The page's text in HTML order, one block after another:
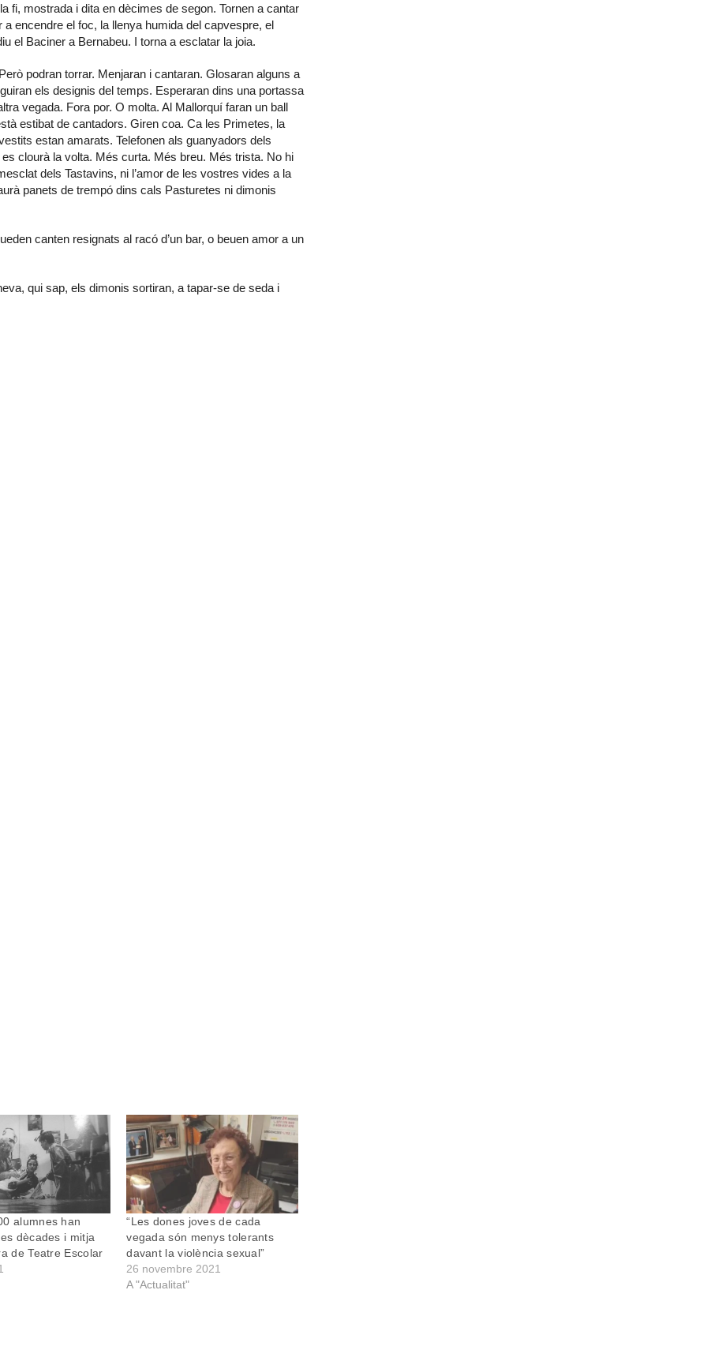
fi, mostrada i dita en dècimes de segon. Tornen a cantar
encendre el foc, la llenya humida del capvespre, el
el Baciner a Bernabeu. I torna a esclatar la joia.
podran torrar. Menjaran i cantaran. Glosaran alguns a
els designis del temps. Esperaran dins una portassa
vegada. Fora por. O molta. Al Mallorquí faran un ball
estibat de cantadors. Giren coa. Ca les Primetes, la
estan amarats. Telefonen als guanyadors dels
clourà la volta. Més curta. Més breu. Més trista. No hi
dels Tastavins, ni l’amor de les vostres vides a la
panets de trempó dins cals Pasturetes ni dimonis
canten resignats al racó d’un bar, o beuen amor a un
qui sap, els dimonis sortiran, a tapar-se de seda i
alumnes han
dècades i mitja
de Teatre Escolar
“Les dones joves de cada
vegada són menys tolerants
davant la violència sexual”
26 novembre 2021
A "Actualitat"